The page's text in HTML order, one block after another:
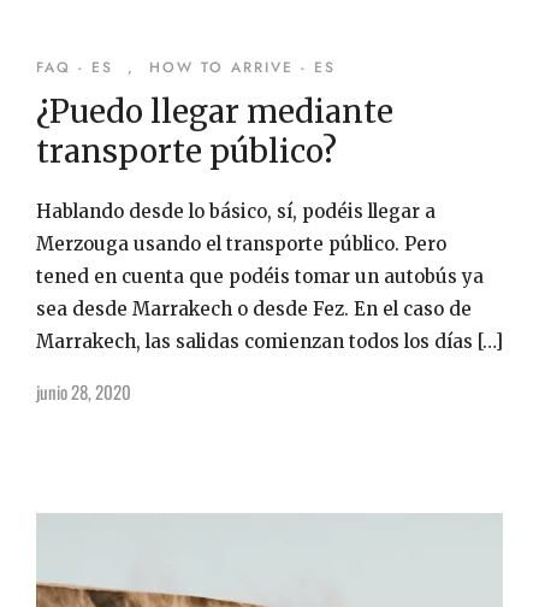
FAQ - ES , HOW TO ARRIVE - ES
¿Puedo llegar mediante
transporte público?
Hablando desde lo básico, sí, podéis llegar a
Merzouga usando el transporte público. Pero
tened en cuenta que podéis tomar un autobús ya
sea desde Marrakech o desde Fez. En el caso de
Marrakech, las salidas comienzan todos los días […]
junio 28, 2020